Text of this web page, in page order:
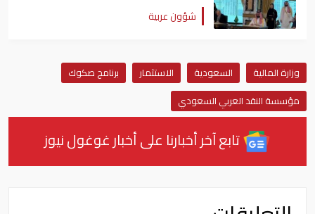
شؤون عربية
وزارة المالية السعودية الاستثمار
برنامج صكوك
مؤسسة النقد العربي السعودي
تابع آخر أخبارنا على أخبار غوغول نيوز